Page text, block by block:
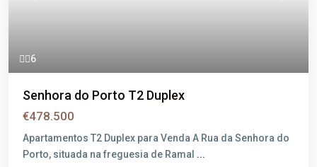
6
Senhora do Porto T2 Duplex
€478.500
Apartamentos T2 Duplex para Venda A Rua da Senhora do
Porto, situada na freguesia de Ramal ...